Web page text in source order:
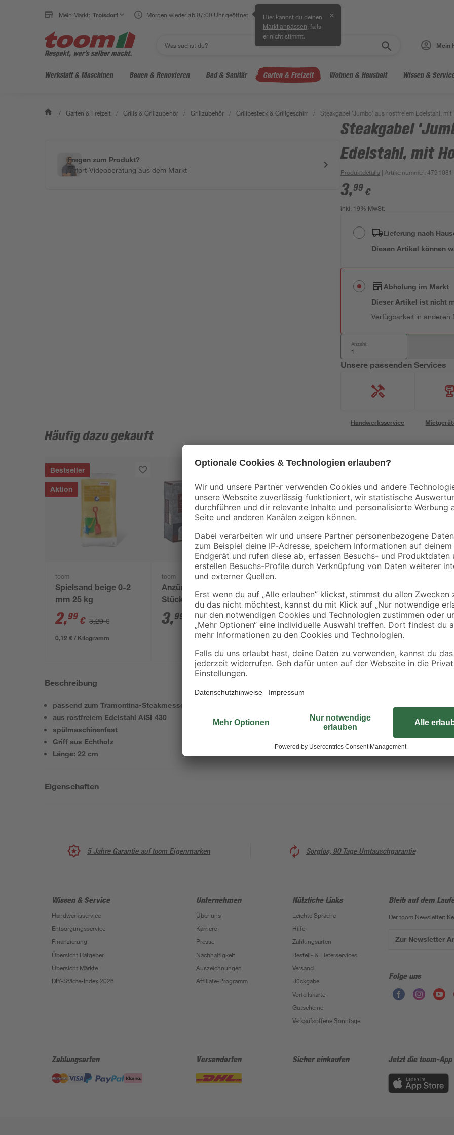
Mein Markt: Troisdorf Morgen wieder ab 07:00 Uhr geöffnet Hier kannst du deinen
Markt anpassen , falls
er nicht stimmt.
✕
Mein
Werkstatt & Maschinen Bauen & Renovieren Bad & Sanitär Garten & Freizeit Wohnen & Haushalt Wissen &
/ Garten & Freizeit / Grills & Grillzubehör / Grillzubehör / Grillbesteck & Grillgeschirr / Steakgabel 'Jumbo' aus rostfreiem Edelstahl,
Fragen zum Produkt?
Sofort-Videoberatung aus dem Markt
Steakgabel
Edelstahl, mit
Produktdetails | Artikelnummer:4791081
3,99 €
inkl. 19% MwSt.
Lieferung nach
Diesen Artikel können
Abholung im Markt
Dieser Artikel ist nicht
Verfügbarkeit in anderen
Anzahl:
Unsere passenden Services
Handwerksservice
Häufig dazu gekauft
Bestseller
Aktion
toom
Spielsand beige 0-2
mm 25 kg
2,99 € 3,29 €
0,12 € / Kilogramm
toom
Anzündwürfel 64
Stück
3,99
Weber
30 cm
15,29€ 4,99€
4,99 € / Liter
Beschreibung
passend zum Tramontina-Steakmesser 'Jumbo'
aus rostfreiem Edelstahl AISI 430
spülmaschinenfest
Griff aus Echtholz
Länge: 22 cm
Die Steakgabel 'Jumbo' ist das
Liebhaber. Die Gabel ist
gereinigt werden. Passend dazu
welches ebenfalls aus dem
Eigenschaften
5 Jahre Garantie auf toom Eigenmarken Sorglos, 90 Tage Umtauschgarantie
Wissen & Service
Handwerksservice
Entsorgungsservice
Finanzierung
Übersicht Ratgeber
Übersicht Märkte
DIY-Städte-Index 2026
Unternehmen
Über uns
Karriere
Presse
Nachhaltigkeit
Auszeichnungen
Affiliate-Programm
Nützliche Links
Leichte Sprache
Hilfe
Zahlungsarten
Bestell- & Lieferservices
Versand
Rückgabe
Vorteilskarte
Gutscheine
Verkaufsoffene Sonntage
Bleib auf dem
Der toom Newsletter:
Zur Newsletter
Folge uns
Zahlungsarten Versandarten Sicher einkaufen Jetzt die toom-